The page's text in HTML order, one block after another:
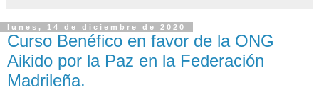
lunes, 14 de diciembre de 2020
Curso Benéfico en favor de la ONG
Aikido por la Paz en la Federación
Madrileña.